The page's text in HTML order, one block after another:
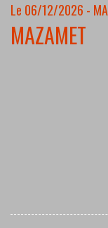
Le 06/12/2026 -
MAZAMET